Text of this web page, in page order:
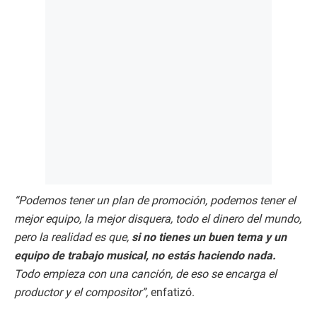
“Podemos tener un plan de promoción, podemos tener el
mejor equipo, la mejor disquera, todo el dinero del mundo,
pero la realidad es que, si no tienes un buen tema y un
equipo de trabajo musical, no estás haciendo nada.
Todo empieza con una canción, de eso se encarga el
productor y el compositor”, enfatizó.